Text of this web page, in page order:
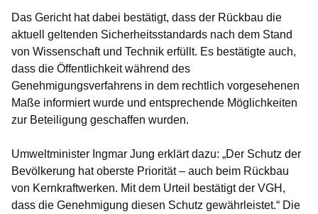
Das Gericht hat dabei bestätigt, dass der Rückbau die
aktuell geltenden Sicherheitsstandards nach dem Stand
von Wissenschaft und Technik erfüllt. Es bestätigte auch,
dass die Öffentlichkeit während des
Genehmigungsverfahrens in dem rechtlich vorgesehenen
Maße informiert wurde und entsprechende Möglichkeiten
zur Beteiligung geschaffen wurden.
Umweltminister Ingmar Jung erklärt dazu: „Der Schutz der
Bevölkerung hat oberste Priorität – auch beim Rückbau
von Kernkraftwerken. Mit dem Urteil bestätigt der VGH,
dass die Genehmigung diesen Schutz gewährleistet.“ Die